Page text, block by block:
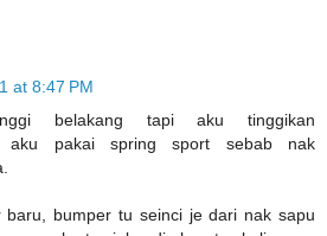
at 8:47 PM
belakang tapi aku tinggikan
aku pakai spring sport sebab nak
baru, bumper tu seinci je dari nak sapu